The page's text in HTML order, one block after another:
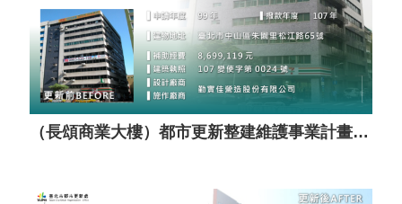
（長頌商業大樓）都市更新整建維護事業計畫案（套餐A）